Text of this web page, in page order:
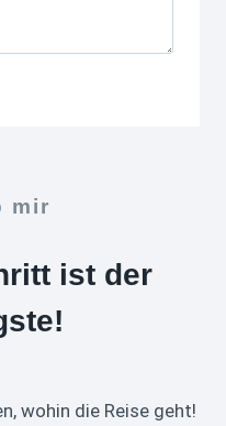
mir
ist der
wohin die Reise geht!